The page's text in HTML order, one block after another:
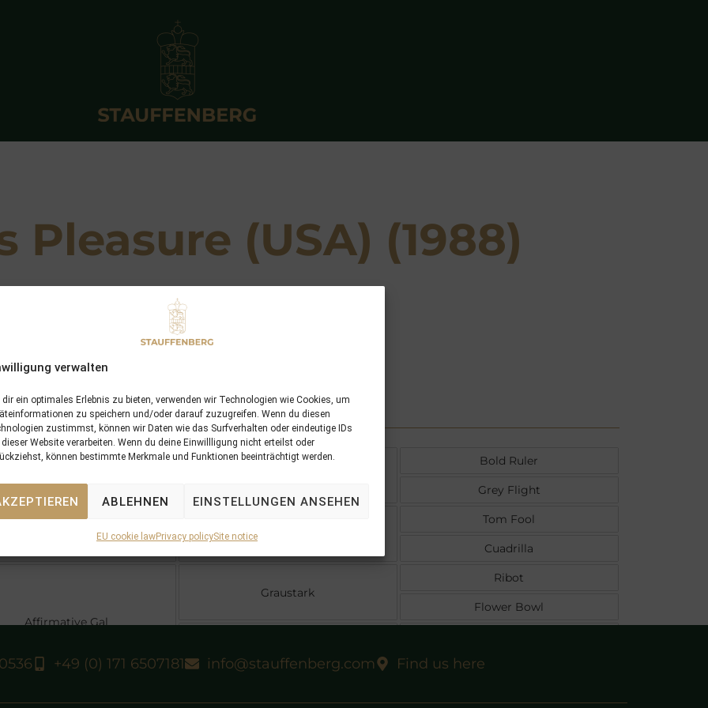
verwalten
dir ein optimales Erlebnis zu bieten, verwenden wir Technologien wie Cookies, um
zu speichern und/oder darauf zuzugreifen. Wenn du diesen
zustimmst, können wir Daten wie das Surfverhalten oder eindeutige IDs
Website verarbeiten. Wenn du deine Einwillligung nicht erteilst oder
können bestimmte Merkmale und Funktionen beeinträchtigt werden.
ABLEHNEN EINSTELLUNGEN ANSEHEN
EU cookie lawPrivacy policySite notice
Pleasure (USA) (1988)
Breeder: Stonewall Farm
Owner: Graf und Grafin Stauffenberg
out of
5 x Pedigree Offspring
Foolish Pleasure
Affirmative Gal
Fool-Me-not
Graustark
Bold Ruler
Grey Flight
Tom Fool
Cuadrilla
Ribot
Flower Bowl
+49 (0) 171 6507181 info@stauffenberg.com Find us here